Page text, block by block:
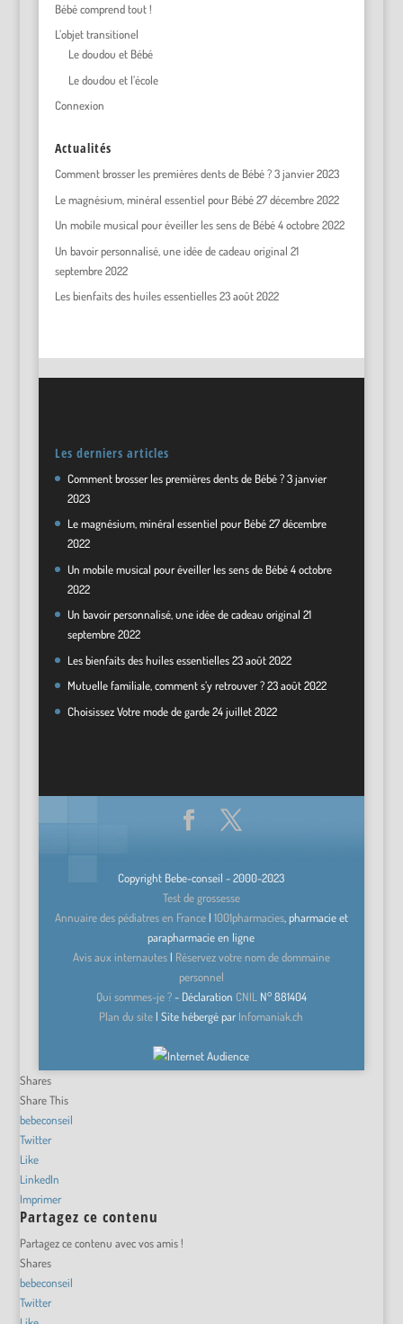
Bébé comprend tout !
L’objet transitionel
Le doudou et Bébé
Le doudou et l’école
Connexion
Actualités
Comment brosser les premières dents de Bébé ? 3 janvier 2023
Le magnésium, minéral essentiel pour Bébé 27 décembre 2022
Un mobile musical pour éveiller les sens de Bébé 4 octobre 2022
Un bavoir personnalisé, une idée de cadeau original 21
septembre 2022
Les bienfaits des huiles essentielles 23 août 2022
Les derniers articles
Comment brosser les premières dents de Bébé ? 3 janvier
2023
Le magnésium, minéral essentiel pour Bébé 27 décembre
2022
Un mobile musical pour éveiller les sens de Bébé 4 octobre
2022
Un bavoir personnalisé, une idée de cadeau original 21
septembre 2022
Les bienfaits des huiles essentielles 23 août 2022
Mutuelle familiale, comment s’y retrouver ? 23 août 2022
Choisissez Votre mode de garde 24 juillet 2022
Copyright Bebe-conseil - 2000-2023
Test de grossesse
Annuaire des pédiatres en France| 1001pharmacies, pharmacie et
parapharmacie en ligne
Avis aux internautes| Réservez votre nom de dommaine
personnel
Qui sommes-je ?- Déclaration CNIL N°881404
Plan du site| Site hébergé parInfomaniak.ch
Shares
Share This
bebeconseil
Twitter
Like
LinkedIn
Imprimer
Partagez ce contenu
Partagez ce contenu avec vos amis !
Shares
bebeconseil
Twitter